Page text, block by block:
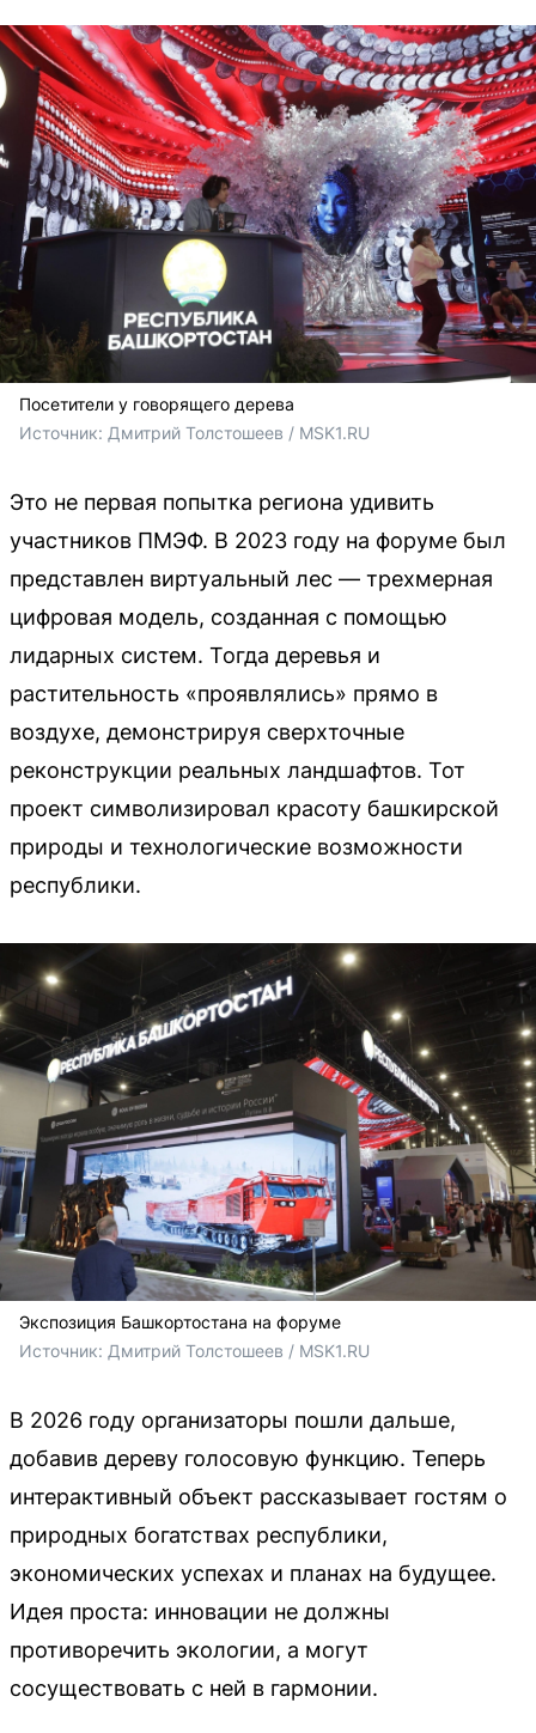
Посетители у говорящего дерева
Источник: Дмитрий Толстошеев / MSK1.RU
Это не первая попытка региона удивить
участников ПМЭФ. В 2023 году на форуме был
представлен виртуальный лес — трехмерная
цифровая модель, созданная с помощью
лидарных систем. Тогда деревья и
растительность «проявлялись» прямо в
воздухе, демонстрируя сверхточные
реконструкции реальных ландшафтов. Тот
проект символизировал красоту башкирской
природы и технологические возможности
республики.
Экспозиция Башкортостана на форуме
Источник: Дмитрий Толстошеев / MSK1.RU
В 2026 году организаторы пошли дальше,
добавив дереву голосовую функцию. Теперь
интерактивный объект рассказывает гостям о
природных богатствах республики,
экономических успехах и планах на будущее.
Идея проста: инновации не должны
противоречить экологии, а могут
сосуществовать с ней в гармонии.